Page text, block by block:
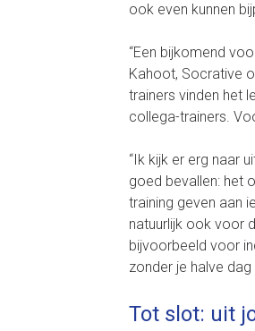
ook even kunnen
“Een bijkomend
Kahoot, Socrative
trainers vinden het
collega-trainers.
“Ik kijk er erg naar
goed bevallen: het
training geven aan
natuurlijk ook voor
bijvoorbeeld voor
zonder je halve dag
Tot slot: uit